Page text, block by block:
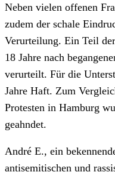
Neben vielen offenen
zudem der schale
Verurteilung. Ein Teil
18 Jahre nach
verurteilt. Für die
Jahre Haft. Zum
Protesten in Hamburg
geahndet.
André E., ein
antisemitischen und